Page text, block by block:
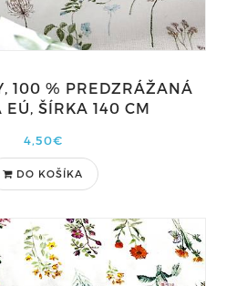
100 % PREDZRÁŽANÁ
EÚ, ŠÍRKA 140 CM
4,50€
DO KOŠÍKA